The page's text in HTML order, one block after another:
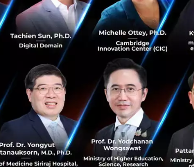
ค้าทำการถอนเงินออกจากระบบด้วยตนเอง ภายในวั
กระงับการใช้งานอย่างถาวรทุกระบบ ไม่สามารถล็อ
เลิกรายการ (reverse transaction) ได้ภายในวันที่ 31
ด้
ยุติการให้บริการ Jaew Wallet, Paysbuy Wallet
Prepaid Card หรือ VPC)
ไปเมื่อช่วงเดือนสิงหาค
ระบุว่าการปิดทีละช่องทางก็เพื่อให้ลูกค้ากลุ่มต่าง ๆ
รถสอบถามรายละเอียดเพิ่มเติมเกี่ยวกับการยุติการให้
มง หรืออีเมล์ที่support@paysbuy.com